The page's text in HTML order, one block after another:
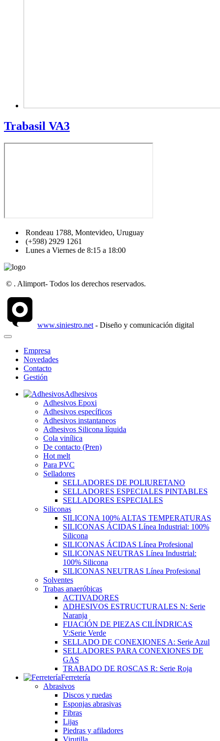
Trabasil VA3
Rondeau 1788, Montevideo, Uruguay
(+598) 2929 1261
Lunes a Viernes de 8:15 a 18:00
© . Alimport- Todos los derechos reservados.
www.siniestro.net - Diseño y comunicación digital
Empresa
Novedades
Contacto
Gestión
Adhesivos
Adhesivos Epoxi
Adhesivos específicos
Adhesivos instantaneos
Adhesivos Silicona líquida
Cola vinílica
De contacto (Pren)
Hot melt
Para PVC
Selladores
SELLADORES DE POLIURETANO
SELLADORES ESPECIALES PINTABLES
SELLADORES ESPECIALES
Siliconas
SILICONA 100% ALTAS TEMPERATURAS
SILICONAS ÁCIDAS Línea Industrial: 100%
Silicona
SILICONAS ÁCIDAS Línea Profesional
SILICONAS NEUTRAS Línea Industrial:
100% Silicona
SILICONAS NEUTRAS Línea Profesional
Solventes
Trabas anaeróbicas
ACTIVADORES
ADHESIVOS ESTRUCTURALES N: Serie
Naranja
FIJACIÓN DE PIEZAS CILÍNDRICAS
V:Serie Verde
SELLADO DE CONEXIONES A: Serie Azul
SELLADORES PARA CONEXIONES DE
GAS
TRABADO DE ROSCAS R: Serie Roja
Ferretería
Abrasivos
Discos y ruedas
Esponjas abrasivas
Fibras
Lijas
Piedras y afiladores